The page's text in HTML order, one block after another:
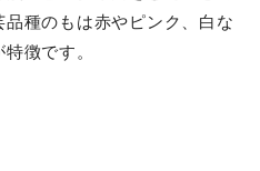
種のもは赤やピンク、白な
徴です。